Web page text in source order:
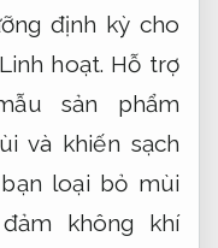
định kỳ cho
Linh hoạt. Hỗ trợ
sản phẩm
và khiến sạch
loại bỏ mùi
không khí